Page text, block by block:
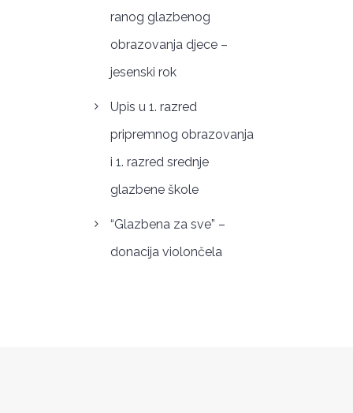
ranog glazbenog
obrazovanja djece –
jesenski rok
Upis u 1. razred
pripremnog obrazovanja
i 1. razred srednje
glazbene škole
“Glazbena za sve” –
donacija violončela